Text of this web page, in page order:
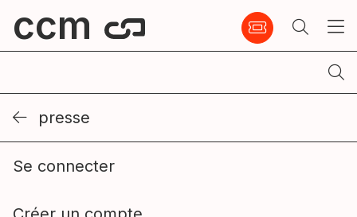
ccm
presse
Se connecter